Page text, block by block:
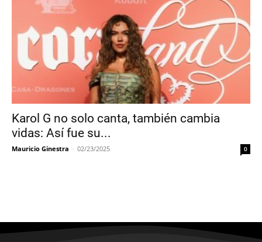
Karol G no solo canta, también cambia
vidas: Así fue su...
Mauricio Ginestra - 02/23/2025 0